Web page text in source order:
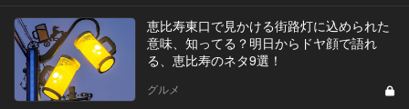
恵比寿東口で見かける街路灯に込められた
意味、知ってる？明日からドヤ顔で語れ
る、恵比寿のネタ9選！
グルメ